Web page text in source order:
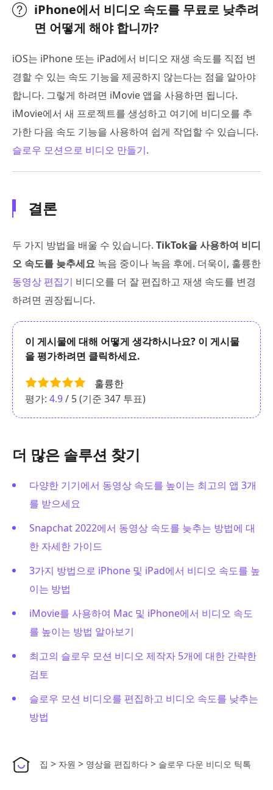
iPhone에서 비디오 속도를 무료로 낮추려
면 어떻게 해야 합니까?
iOS는 iPhone 또는 iPad에서 비디오 재생 속도를 직접 변
경할 수 있는 속도 기능을 제공하지 않는다는 점을 알아야
합니다. 그렇게 하려면 iMovie 앱을 사용하면 됩니다.
iMovie에서 새 프로젝트를 생성하고 여기에 비디오를 추
가한 다음 속도 기능을 사용하여 쉽게 작업할 수 있습니다.
슬로우 모션으로 비디오 만들기.
결론
두 가지 방법을 배울 수 있습니다. TikTok을 사용하여 비디
오 속도를 늦추세요 녹음 중이나 녹음 후에. 더욱이, 훌륭한
동영상 편집기 비디오를 더 잘 편집하고 재생 속도를 변경
하려면 권장됩니다.
이 게시물에 대해 어떻게 생각하시나요? 이 게시물
을 평가하려면 클릭하세요.
훌륭한
평가: 4.9/ 5 (기준 347 투표)
더 많은 솔루션 찾기
다양한 기기에서 동영상 속도를 높이는 최고의 앱 3개
를 받으세요
Snapchat 2022에서 동영상 속도를 늦추는 방법에 대
한 자세한 가이드
3가지 방법으로 iPhone 및 iPad에서 비디오 속도를 높
이는 방법
iMovie를 사용하여 Mac 및 iPhone에서 비디오 속도
를 높이는 방법 알아보기
최고의 슬로우 모션 비디오 제작자 5개에 대한 간략한
검토
슬로우 모션 비디오를 편집하고 비디오 속도를 낮추는
방법
집 > 자원 > 영상을 편집하다 > 슬로우 다운 비디오 틱톡